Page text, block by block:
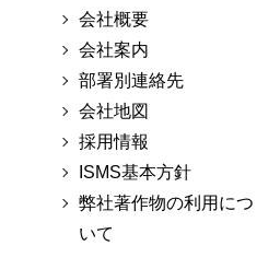
会社概要
会社案内
部署別連絡先
会社地図
採用情報
ISMS基本方針
弊社著作物の利用につ
いて